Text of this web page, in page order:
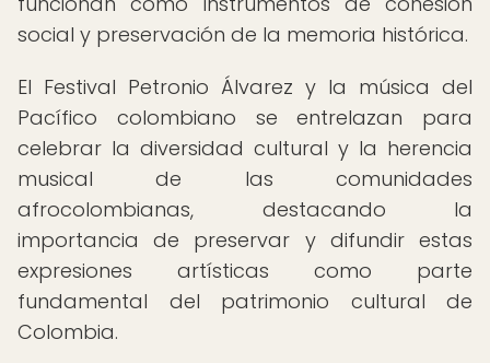
social y preservación de la memoria histórica.
El Festival Petronio Álvarez y la música del
Pacífico colombiano se entrelazan para
celebrar la diversidad cultural y la herencia
musical de las comunidades
afrocolombianas, destacando la
importancia de preservar y difundir estas
expresiones artísticas como parte
fundamental del patrimonio cultural de
Colombia.